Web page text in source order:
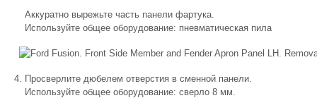
Аккуратно вырежьте часть панели фартука.
Используйте общее оборудование: пневматическая пила
Просверлите дюбелем отверстия в сменной панели.
Используйте общее оборудование: сверло 8 мм.